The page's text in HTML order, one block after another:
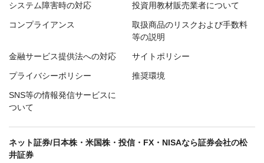
システム障害時の対応 投資用教材販売業者について
コンプライアンス
取扱商品のリスクおよび手数料
等の説明
金融サービス提供法への対応 サイトポリシー
プライバシーポリシー 推奨環境
SNS等の情報発信サービスに
ついて
ネット証券/日本株・米国株・投信・FX・NISAなら証券会社の松
井証券